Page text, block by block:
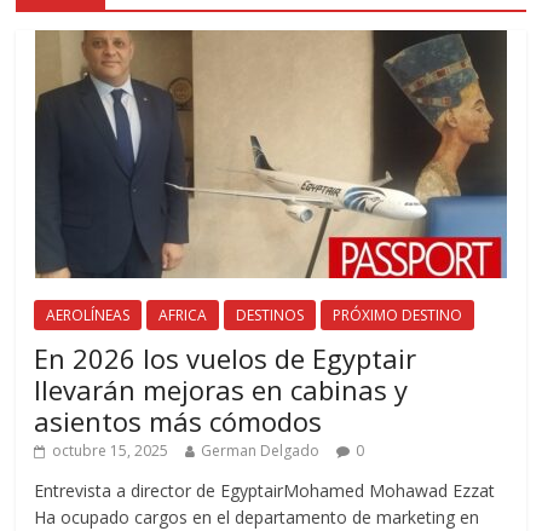
AEROLÍNEAS AFRICA DESTINOS PRÓXIMO DESTINO
En 2026 los vuelos de Egyptair
llevarán mejoras en cabinas y
asientos más cómodos
octubre 15, 2025 German Delgado 0
Entrevista a director de EgyptairMohamed Mohawad Ezzat
Ha ocupado cargos en el departamento de marketing en